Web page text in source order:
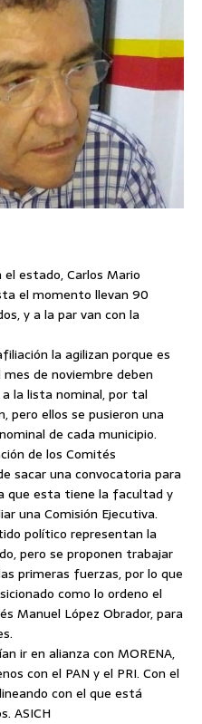
estado, Carlos Mario
el momento llevan 90
y a la par van con la
la agilizan porque es
de noviembre deben
la lista nominal, por tal
ellos se pusieron una
de cada municipio.
de los Comités
sacar una convocatoria para
que esta tiene la facultad y
una Comisión Ejecutiva.
político representan la
pero se proponen trabajar
primeras fuerzas, por lo que
como lo ordeno el
Manuel López Obrador, para
ir en alianza con MORENA,
con el PAN y el PRI. Con el
con el que está
ASICH